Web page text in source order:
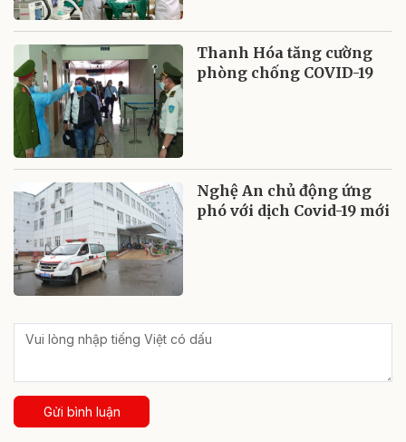
Thanh Hóa tăng cường
phòng chống COVID-19
Nghệ An chủ động ứng
phó với dịch Covid-19 mới
Gửi bình luận